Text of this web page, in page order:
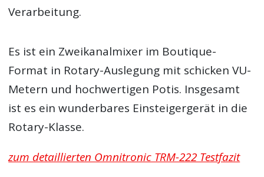
Verarbeitung.
Es ist ein Zweikanalmixer im Boutique-
Format in Rotary-Auslegung mit schicken VU-
Metern und hochwertigen Potis. Insgesamt
ist es ein wunderbares Einsteigergerät in die
Rotary-Klasse.
zum detaillierten Omnitronic TRM-222 Testfazit